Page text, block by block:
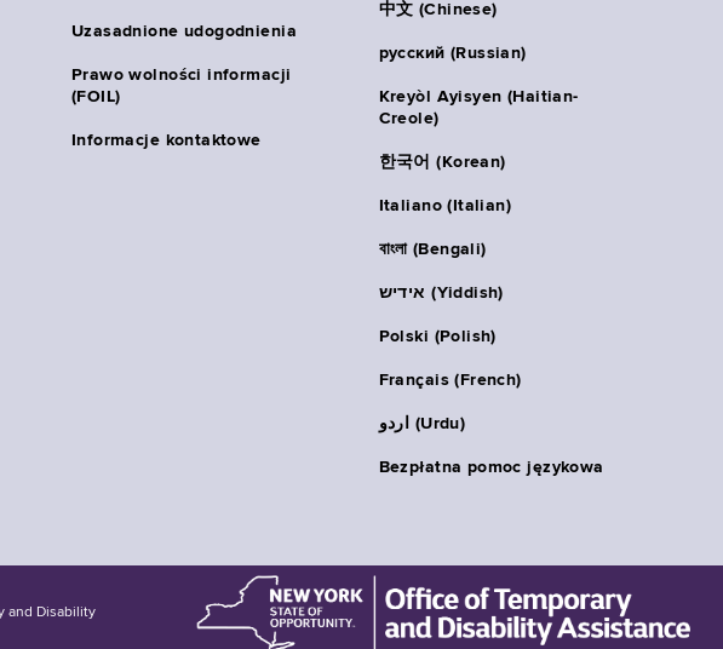
Uzasadnione udogodnienia
Prawo wolności informacji
(FOIL)
Informacje kontaktowe
中文 (Chinese)
русский (Russian)
Kreyòl Ayisyen (Haitian-
Creole)
한국어 (Korean)
Italiano (Italian)
বাংলা (Bengali)
אידיש (Yiddish)
Polski (Polish)
Français (French)
اردو (Urdu)
Bezpłatna pomoc językowa
and Disability